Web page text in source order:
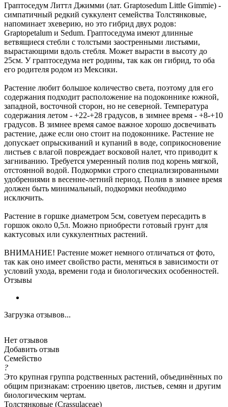
Граптоседум Литтл Джимми (лат. Graptosedum Little Gimmie) -
симпатичный редкий суккулент семейства Толстянковые,
напоминает эхеверию, но это гибрид двух родов:
Graptopetalum и Sedum. Граптоседума имеют длинные
ветвящиеся стебли с толстыми заостренными листьями,
вырастающими вдоль стебля. Может вырасти в высоту до
25см. У граптоседума нет родины, так как он гибрид, то оба
его родителя родом из Мексики.
Растение любит большое количество света, поэтому для его
содержания подходит расположение на подоконнике южной,
западной, восточной сторон, но не северной. Температура
содержания летом - +22-+28 градусов, в зимнее время - +8-+10
градусов. В зимнее время самое важное хорошо досвечивать
растение, даже если оно стоит на подоконнике. Растение не
допускает опрыскиваний и купаний в воде, соприкосновение
листьев с влагой повреждает восковой налет, что приводит к
загниванию. Требуется умеренный полив под корень мягкой,
отстоянной водой. Подкормки строго специализированными
удобрениями в весенне-летний период. Полив в зимнее время
должен быть минимальный, подкормки необходимо
исключить.
Растение в горшке диаметром 5см, советуем пересадить в
горшок около 0,5л. Можно приобрести готовый грунт для
кактусовых или суккулентных растений.
ВНИМАНИЕ! Растение может немного отличаться от фото,
так как оно имеет свойство расти, меняться в зависимости от
условий ухода, времени года и биологических особенностей.
Отзывы
Загрузка отзывов...
Нет отзывов
Добавить отзыв
Семейство
?
Это крупная группа родственных растений, объединённых по
общим признакам: строению цветов, листьев, семян и другим
биологическим чертам.
Толстянковые (Crassulaceae)